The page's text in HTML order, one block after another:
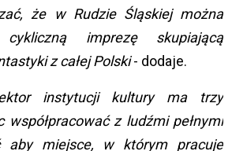
że w Rudzie Śląskiej można
cykliczną imprezę skupiającą
z całej Polski- dodaje.
instytucji kultury ma trzy
współpracować z ludźmi pełnymi
aby miejsce, w którym pracuje